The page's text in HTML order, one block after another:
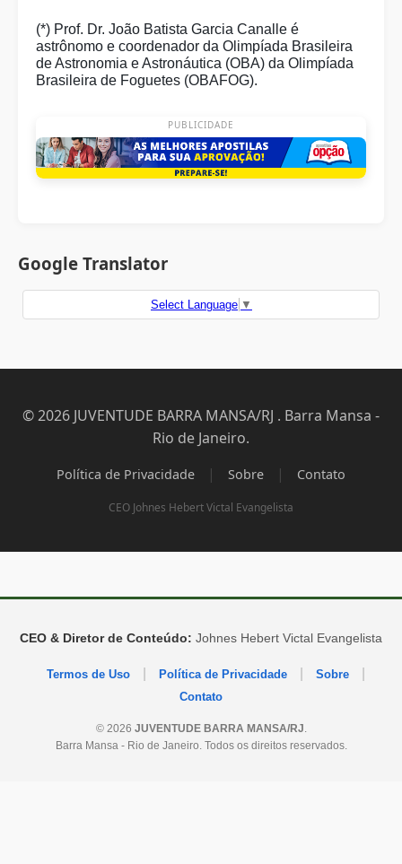
(*) Prof. Dr. João Batista Garcia Canalle é
astrônomo e coordenador da Olimpíada Brasileira
de Astronomia e Astronáutica (OBA) da Olimpíada
Brasileira de Foguetes (OBAFOG).
PUBLICIDADE
Google Translator
Select Language ▼
© 2026 JUVENTUDE BARRA MANSA/RJ . Barra Mansa -
Rio de Janeiro.
Política de Privacidade | Sobre | Contato
CEO Johnes Hebert Victal Evangelista
CEO & Diretor de Conteúdo: Johnes Hebert Victal Evangelista
Termos de Uso Política de Privacidade Sobre
Contato
© 2026 JUVENTUDE BARRA MANSA/RJ
Barra Mansa - Rio de Janeiro. Todos os direitos reservados.